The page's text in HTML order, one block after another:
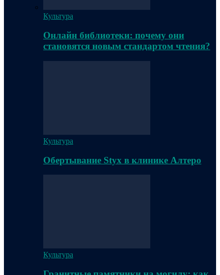
Культура
Онлайн библиотеки: почему они
становятся новым стандартом чтения?
Культура
Обертывание Styx в клинике Алтеро
Культура